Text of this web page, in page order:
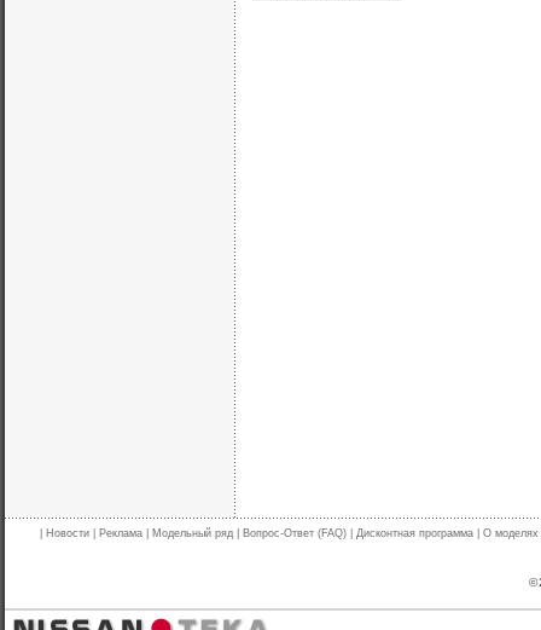
Новости Реклама Модельный ряд Вопрос-Ответ (FAQ) Дисконтная программа О моделях
©